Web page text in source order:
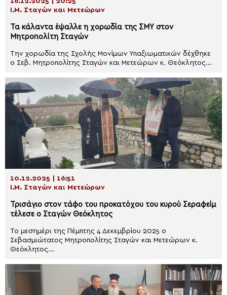
Ι.Μ. Σταγών και Μετεώρων
Τα κάλαντα έψαλλε η χορωδία της ΣΜΥ στον
Μητροπολίτη Σταγών
Την χορωδία της Σχολής Μονίμων Υπαξιωματικών δέχθηκε
ο Σεβ. Μητροπολίτης Σταγών και Μετεώρων κ. Θεόκλητος...
10.12.2025 | 16:51
Ι.Μ. Σταγών και Μετεώρων
Τρισάγιο στον τάφο του προκατόχου του κυρού Σεραφείμ
τέλεσε ο Σταγών Θεόκλητος
Το μεσημέρι της Πέμπτης 4 Δεκεμβρίου 2025 ο
Σεβασμιώτατος Μητροπολίτης Σταγών και Μετεώρων κ.
Θεόκλητος...